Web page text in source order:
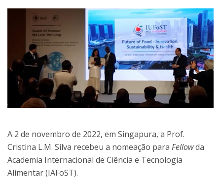
A 2 de novembro de 2022, em Singapura, a Prof.
Cristina L.M. Silva recebeu a nomeação para Fellowda
Academia Internacional de Ciência e Tecnologia
Alimentar (IAFoST).